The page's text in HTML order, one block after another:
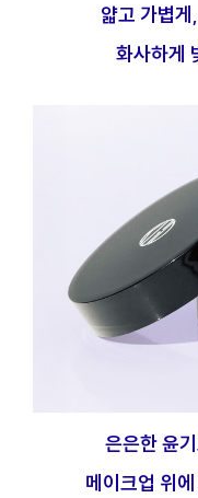
얇고 가볍
화사하게
은은한 윤
메이크업 위